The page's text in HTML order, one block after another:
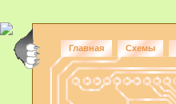
Главная Схемы